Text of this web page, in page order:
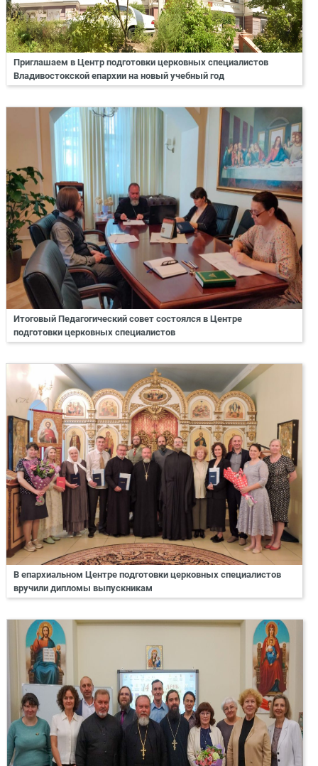
Приглашаем в Центр подготовки церковных специалистов
Владивостокской епархии на новый учебный год
Итоговый Педагогический совет состоялся в Центре
подготовки церковных специалистов
В епархиальном Центре подготовки церковных специалистов
вручили дипломы выпускникам